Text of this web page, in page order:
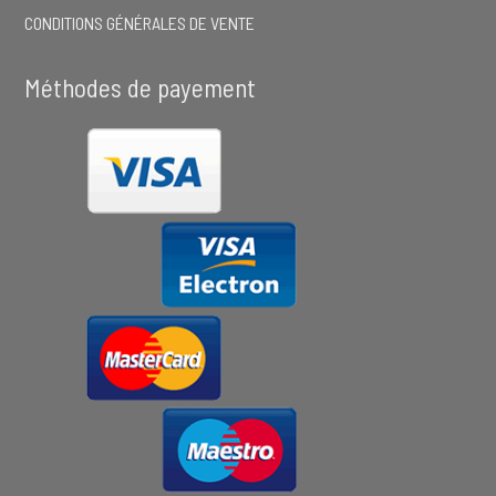
CONDITIONS GÉNÉRALES DE VENTE
Méthodes de payement